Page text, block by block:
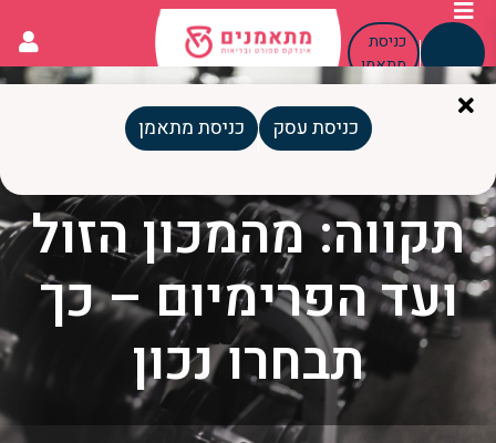
עסק
כניסת
מתאמן
כניסת עסק כניסת מתאמן
חדר כושר פתח
תקווה: מהמכון הזול
ועד הפרימיום – כך
תבחרו נכון